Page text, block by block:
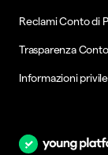
Reclami Conto di
Trasparenza
Informazioni